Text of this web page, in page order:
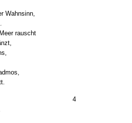
Wahnsinn,
rauscht
4